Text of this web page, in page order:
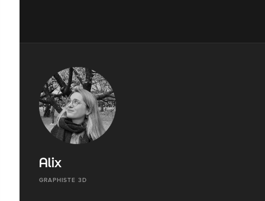
Alix
GRAPHISTE 3D